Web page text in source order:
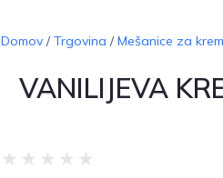
Domov/Trgovina /Mešanice za
VANILIJEVA
★ ★ ★ ★ ★